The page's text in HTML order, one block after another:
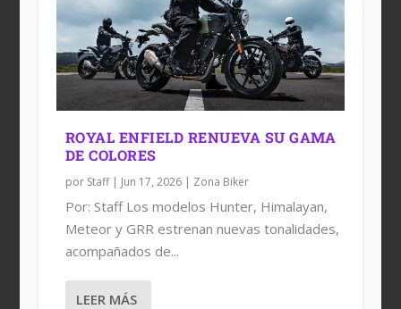
ROYAL ENFIELD RENUEVA SU GAMA
DE COLORES
por Staff| Jun 17, 2026| Zona Biker
Por: Staff Los modelos Hunter, Himalayan,
Meteor y GRR estrenan nuevas tonalidades,
acompañados de...
LEER MÁS